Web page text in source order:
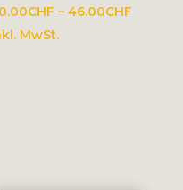
CHF –46.00CHF
MwSt.